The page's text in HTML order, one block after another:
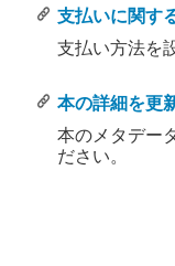
支払いに関す
支払い方法を
本の詳細を更
本のメタデー
ださい。